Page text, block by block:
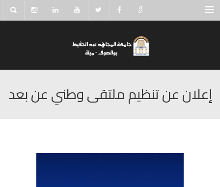
Menu
إعلان عن تنظيم ملتقى وطني عن بعد